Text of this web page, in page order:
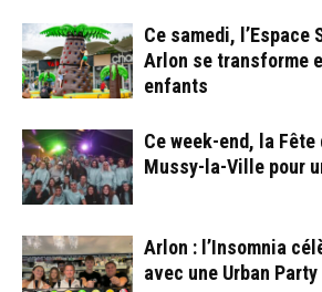
Ce samedi, l’Espace
Arlon se transforme
enfants
Ce week-end, la
Mussy-la-Ville pour
Arlon : l’Insomnia
avec une Urban